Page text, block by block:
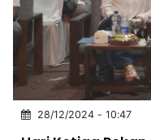
INDONESIA
Partner
Insight
Suara
Lens
Daily
Jalan
Idealita
Kita
Dinamikapost.com
Radar
Seedbacklink
28/12/2024 - 10:47